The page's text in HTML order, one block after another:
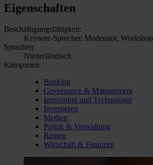
Eigenschaften
Beschäftigungsfähigkeit:
Keynote-Sprecher, Moderator, Workshop
Sprachen:
Niederländisch
Kategorien:
Banking
Governance & Management
Innovation und Technologie
Investieren
Medien
Politik & Verwaltung
Renten
Wirtschaft & Finanzen